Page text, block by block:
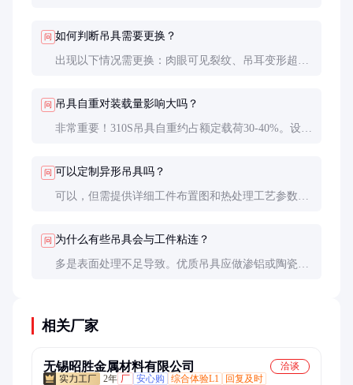
问 如何判断吊具需要更换？
出现以下情况需更换：肉眼可见裂纹、吊耳变形超过
问 吊具自重对装载量影响大吗？
非常重要！310S吊具自重约占额定载荷30-40%。设计
问 可以定制异形吊具吗？
可以，但需提供详细工件布置图和热处理工艺参数。
问 为什么有些吊具会与工件粘连？
多是表面处理不足导致。优质吊具应做渗铝或陶瓷涂
相关厂家
无锡昭胜金属材料有限公司
洽谈
2年 厂 安心购 综合体验L1
回复及时